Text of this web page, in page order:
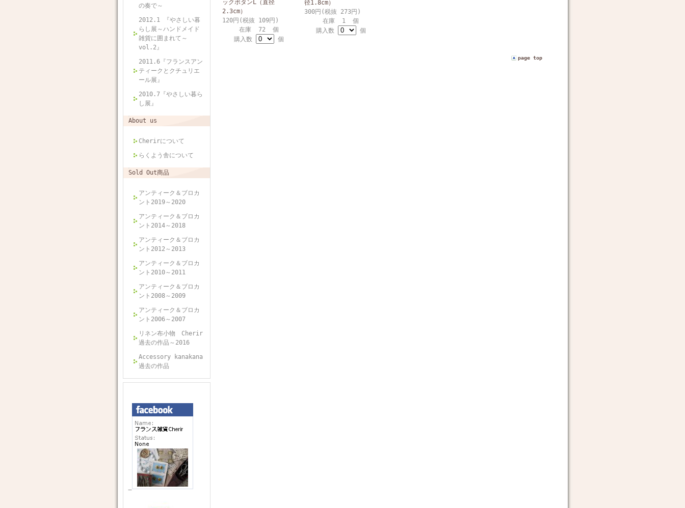
の奏で～
2012.1 『やさしい暮
らし展～ハンドメイド
雑貨に囲まれて～
vol.2』
2011.6『フランスアン
ティークとクチュリエ
ール展』
2010.7『やさしい暮ら
し展』
About us
Cherirについて
らくよう舎について
Sold Out商品
アンティーク＆ブロカ
ント2019～2020
アンティーク＆ブロカ
ント2014～2018
アンティーク＆ブロカ
ント2012～2013
アンティーク＆ブロカ
ント2010～2011
アンティーク＆ブロカ
ント2008～2009
アンティーク＆ブロカ
ント2006～2007
リネン布小物 Cherir
過去の作品～2016
Accessory kanakana
過去の作品
ックボタンL（直径
2.3cm）
120円(税抜 109円)
在庫 72 個
購入数
個
径1.8cm）
300円(税抜 273円)
在庫 1 個
購入数
個
page top